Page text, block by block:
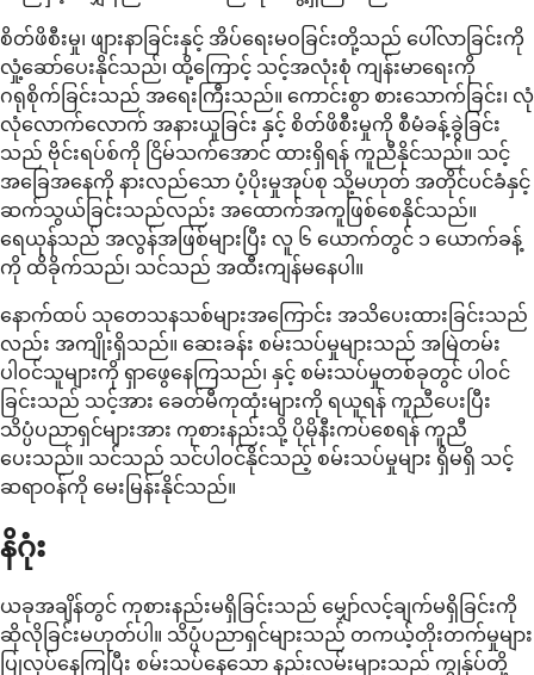
စိတ်ဖိစီးမှု၊ ဖျားနာခြင်းနှင့် အိပ်ရေးမဝခြင်းတို့သည် ပေါ်လာခြင်းကို
လှုံ့ဆော်ပေးနိုင်သည်၊ ထို့ကြောင့် သင့်အလုံးစုံ ကျန်းမာရေးကို
ဂရုစိုက်ခြင်းသည် အရေးကြီးသည်။ ကောင်းစွာ စားသောက်ခြင်း၊ လုံ
လုံလောက်လောက် အနားယူခြင်း နှင့် စိတ်ဖိစီးမှုကို စီမံခန့်ခွဲခြင်း
သည် ဗိုင်းရပ်စ်ကို ငြိမ်သက်အောင် ထားရှိရန် ကူညီနိုင်သည်။ သင့်
အခြေအနေကို နားလည်သော ပံ့ပိုးမှုအုပ်စု သို့မဟုတ် အတိုင်ပင်ခံနှင့်
ဆက်သွယ်ခြင်းသည်လည်း အထောက်အကူဖြစ်စေနိုင်သည်။
ရေယုန်သည် အလွန်အဖြစ်များပြီး လူ ၆ ယောက်တွင် ၁ ယောက်ခန့်
ကို ထိခိုက်သည်၊ သင်သည် အထီးကျန်မနေပါ။
နောက်ထပ် သုတေသနသစ်များအကြောင်း အသိပေးထားခြင်းသည်
လည်း အကျိုးရှိသည်။ ဆေးခန်း စမ်းသပ်မှုများသည် အမြဲတမ်း
ပါဝင်သူများကို ရှာဖွေနေကြသည်၊ နှင့် စမ်းသပ်မှုတစ်ခုတွင် ပါဝင်
ခြင်းသည် သင့်အား ခေတ်မီကုထုံးများကို ရယူရန် ကူညီပေးပြီး
သိပ္ပံပညာရှင်များအား ကုစားနည်းသို့ ပိုမိုနီးကပ်စေရန် ကူညီ
ပေးသည်။ သင်သည် သင်ပါဝင်နိုင်သည့် စမ်းသပ်မှုများ ရှိမရှိ သင့်
ဆရာဝန်ကို မေးမြန်းနိုင်သည်။
နိဂုံး
ယခုအချိန်တွင် ကုစားနည်းမရှိခြင်းသည် မျှော်လင့်ချက်မရှိခြင်းကို
ဆိုလိုခြင်းမဟုတ်ပါ။ သိပ္ပံပညာရှင်များသည် တကယ့်တိုးတက်မှုများ
ပြုလုပ်နေကြပြီး စမ်းသပ်နေသော နည်းလမ်းများသည် ကျွန်ုပ်တို့